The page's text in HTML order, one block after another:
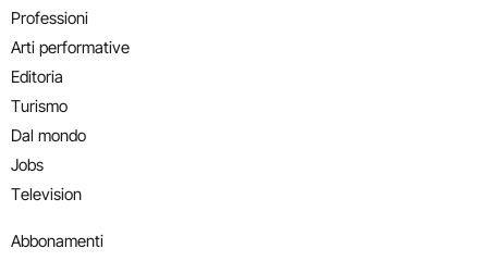
Professioni
Arti performative
Editoria
Turismo
Dal mondo
Jobs
Television
Abbonamenti